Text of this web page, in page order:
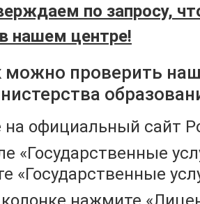
по запросу,
нашем центре!
можно проверить
на официальный сайт
«Государственные
«Государственные